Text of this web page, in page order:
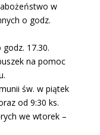
w
o godz.
17.30.
na pomoc
św. w piątek
od 9:30 ks.
we wtorek –